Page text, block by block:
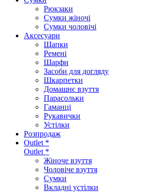
Рюкзаки
Сумки жіночі
Сумки чоловічі
Аксеcуари
Шапки
Ремені
Шарфи
Засоби для догляду
Шкарпетки
Домашнє взуття
Парасольки
Гаманці
Рукавички
Устілки
Розпродаж
Outlet *
Outlet *
Жіноче взуття
Чоловіче взуття
Сумки
Вкладні устілки